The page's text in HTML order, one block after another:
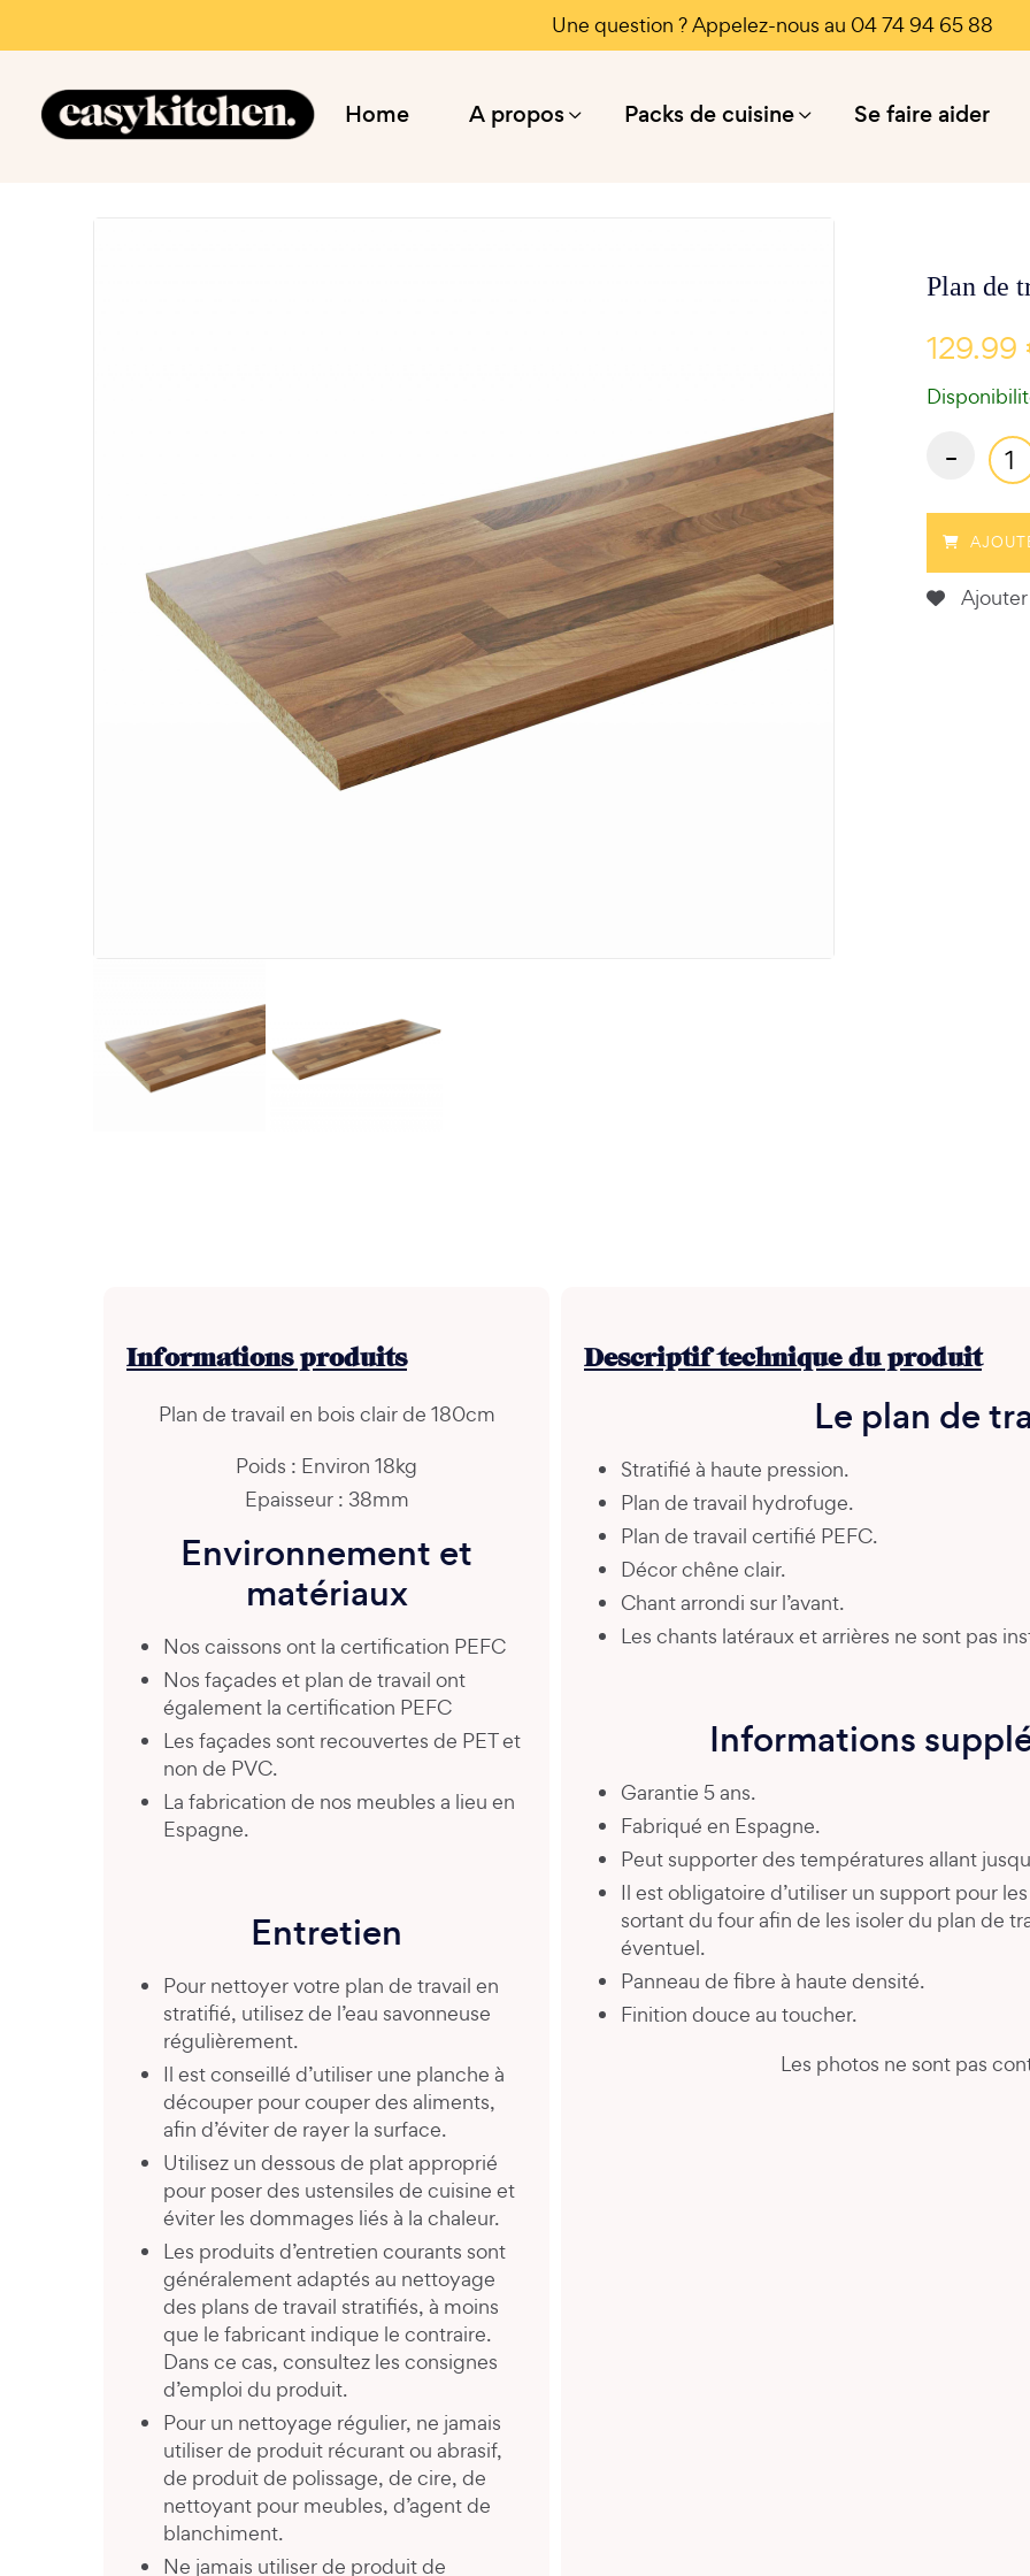
Une question ? Appelez-nous au 04 74 94 65 88
Home A propos Packs de cuisine Se faire aider
Plan de
-
Ajouter
Informationsproduits
Plan de travail en bois clair de 180cm
Poids : Environ 18kg
Epaisseur : 38mm
Environnement et
matériaux
Nos caissons ont la certification PEFC
Nos façades et plan de travail ont
également la certification PEFC
Les façades sont recouvertes de PET et
non de PVC.
La fabrication de nos meubles a lieu en
Espagne.
Entretien
Pour nettoyer votre plan de travail en
stratifié, utilisez de l’eau savonneuse
régulièrement.
Il est conseillé d’utiliser une planche à
découper pour couper des aliments,
afin d’éviter de rayer la surface.
Utilisez un dessous de plat approprié
pour poser des ustensiles de cuisine et
éviter les dommages liés à la chaleur.
Les produits d’entretien courants sont
généralement adaptés au nettoyage
des plans de travail stratifiés, à moins
que le fabricant indique le contraire.
Dans ce cas, consultez les consignes
d’emploi du produit.
Pour un nettoyage régulier, ne jamais
utiliser de produit récurant ou abrasif,
de produit de polissage, de cire, de
nettoyant pour meubles, d’agent de
blanchiment.
Ne jamais utiliser de produit de
Descriptif technique du produit
Le plan de
Stratifié à haute pression.
Plan de travail hydrofuge.
Plan de travail certifié PEFC.
Décor chêne clair.
Chant arrondi sur l’avant.
Les chants latéraux et arrières ne sont pas
Informations
Garantie 5 ans.
Fabriqué en Espagne.
Peut supporter des températures allant
Il est obligatoire d’utiliser un support pour
sortant du four afin de les isoler du plan de
éventuel.
Panneau de fibre à haute densité.
Finition douce au toucher.
Les photos ne sont pas